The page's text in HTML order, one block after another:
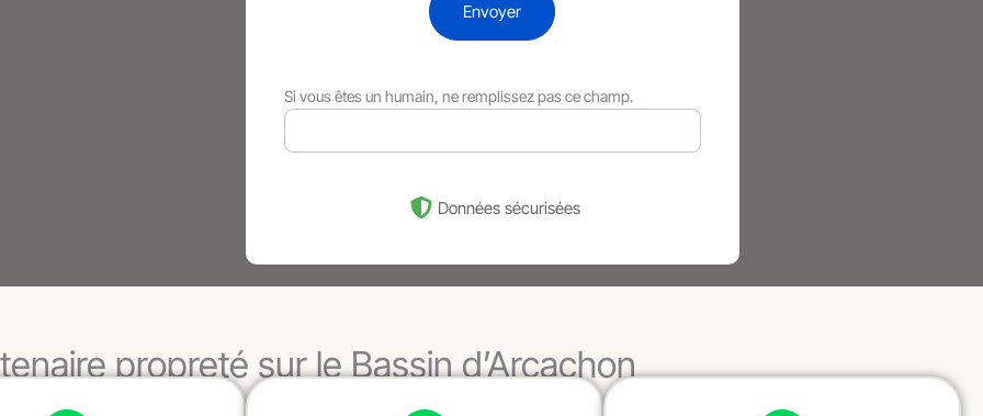
Envoyer
Si vous êtes un humain, ne remplissez pas ce champ.
Données sécurisées
propreté sur le Bassin d’Arcachon